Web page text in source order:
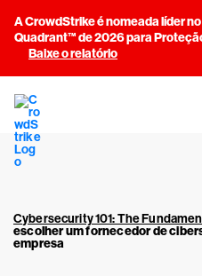
A CrowdStrike é nomeada líder
Quadrant™ de 2026 para
Baixe o relatório
Cybersecurity 101: The
escolher um fornecedor de
empresa